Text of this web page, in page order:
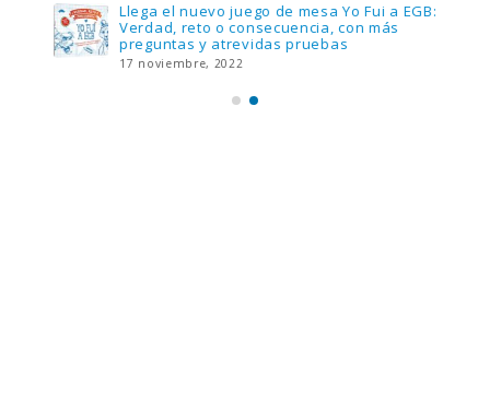
Llega el nuevo juego de mesa Yo Fui a EGB:
Verdad, reto o consecuencia, con más
preguntas y atrevidas pruebas
17 noviembre, 2022